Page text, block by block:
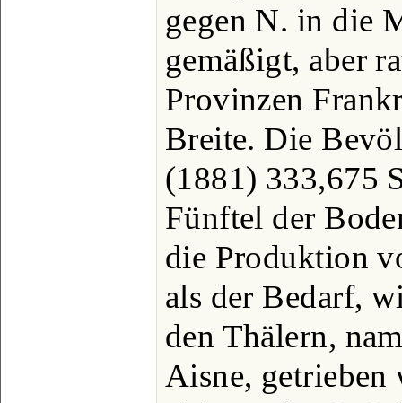
gegen N. in die
gemäßigt, aber
Provinzen
Breite. Die
(1881) 333,675
Fünftel der
die Produktion
als der Bedarf,
den Thälern,
Aisne,